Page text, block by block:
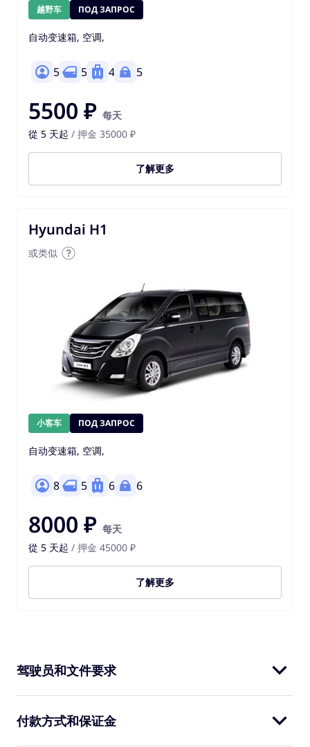
越野车 ПОД ЗАПРОС
自动变速箱, 空调,
5 5 4 5
5500 ₽ 每天
從 5 天起 / 押金 35000 ₽
了解更多
Hyundai H1
或类似
小客车 ПОД ЗАПРОС
自动变速箱, 空调,
8 5 6 6
8000 ₽ 每天
從 5 天起 / 押金 45000 ₽
了解更多
驾驶员和文件要求
付款方式和保证金